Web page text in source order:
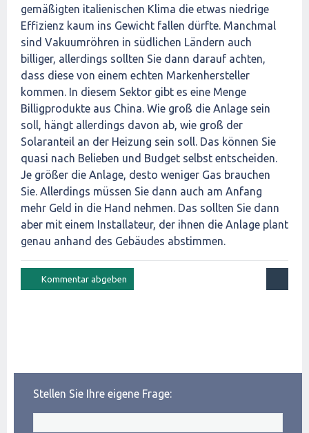
gemäßigten italienischen Klima die etwas niedrige
Effizienz kaum ins Gewicht fallen dürfte. Manchmal
sind Vakuumröhren in südlichen Ländern auch
billiger, allerdings sollten Sie dann darauf achten,
dass diese von einem echten Markenhersteller
kommen. In diesem Sektor gibt es eine Menge
Billigprodukte aus China. Wie groß die Anlage sein
soll, hängt allerdings davon ab, wie groß der
Solaranteil an der Heizung sein soll. Das können Sie
quasi nach Belieben und Budget selbst entscheiden.
Je größer die Anlage, desto weniger Gas brauchen
Sie. Allerdings müssen Sie dann auch am Anfang
mehr Geld in die Hand nehmen. Das sollten Sie dann
aber mit einem Installateur, der ihnen die Anlage plant
genau anhand des Gebäudes abstimmen.
Stellen Sie Ihre eigene Frage: